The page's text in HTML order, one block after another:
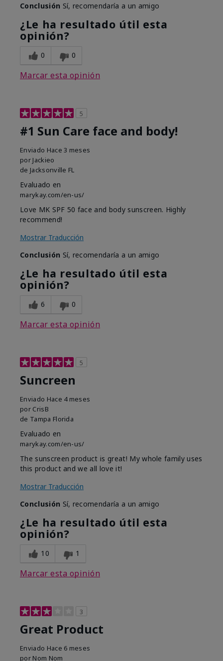
Conclusión Sí, recomendaría a un amigo
¿Le ha resultado útil esta
opinión?
0 0
Marcar esta opinión
5
#1 Sun Care face and body!
Enviado Hace 3 meses
por Jackieo
de Jacksonville FL
Evaluado en
marykay.com/en-us/
Love MK SPF 50 face and body sunscreen. Highly
recommend!
Mostrar Traducción
Conclusión Sí, recomendaría a un amigo
¿Le ha resultado útil esta
opinión?
6 0
Marcar esta opinión
5
Suncreen
Enviado Hace 4 meses
por CrisB
de Tampa Florida
Evaluado en
marykay.com/en-us/
The sunscreen product is great! My whole family uses
this product and we all love it!
Mostrar Traducción
Conclusión Sí, recomendaría a un amigo
¿Le ha resultado útil esta
opinión?
10 1
Marcar esta opinión
3
Great Product
Enviado Hace 6 meses
por Nom Nom